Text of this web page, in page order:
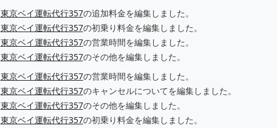
東京ベイ運転代行357の追加料金を編集しました。
東京ベイ運転代行357の初乗り料金を編集しました。
東京ベイ運転代行357の営業時間を編集しました。
東京ベイ運転代行357のその他を編集しました。
東京ベイ運転代行357の営業時間を編集しました。
東京ベイ運転代行357のキャンセルについてを編集しました。
東京ベイ運転代行357のその他を編集しました。
東京ベイ運転代行357の初乗り料金を編集しました。